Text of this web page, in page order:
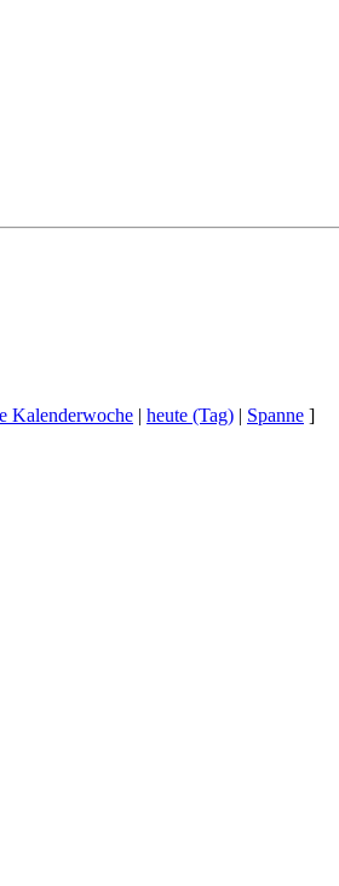
Kalenderwoche | heute (Tag) | Spanne ]